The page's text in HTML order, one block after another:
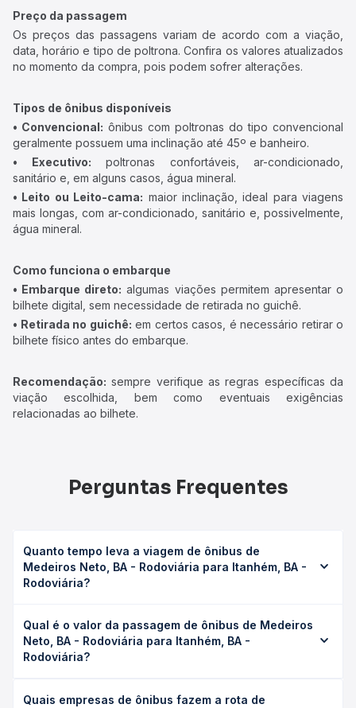
Preço da passagem
Os preços das passagens variam de acordo com a viação,
data, horário e tipo de poltrona. Confira os valores atualizados
no momento da compra, pois podem sofrer alterações.
Tipos de ônibus disponíveis
• Convencional: ônibus com poltronas do tipo convencional
geralmente possuem uma inclinação até 45º e banheiro.
• Executivo: poltronas confortáveis, ar-condicionado,
sanitário e, em alguns casos, água mineral.
• Leito ou Leito-cama: maior inclinação, ideal para viagens
mais longas, com ar-condicionado, sanitário e, possivelmente,
água mineral.
Como funciona o embarque
• Embarque direto: algumas viações permitem apresentar o
bilhete digital, sem necessidade de retirada no guichê.
• Retirada no guichê: em certos casos, é necessário retirar o
bilhete físico antes do embarque.
Recomendação: sempre verifique as regras específicas da
viação escolhida, bem como eventuais exigências
relacionadas ao bilhete.
Perguntas Frequentes
Quanto tempo leva a viagem de ônibus de
Medeiros Neto, BA - Rodoviária para Itanhém, BA -
Rodoviária?
para Itanhém, BA - Rodoviária leva em média 0h 35min,
podendo variar conforme a viação, o tipo de serviço
(convencional, executivo ou leito) e as condições de
Qual é o valor da passagem de ônibus de Medeiros
Neto, BA - Rodoviária para Itanhém, BA -
Rodoviária?
Rodoviária para Itanhém, BA - Rodoviária custa em média
Quais empresas de ônibus fazem a rota de